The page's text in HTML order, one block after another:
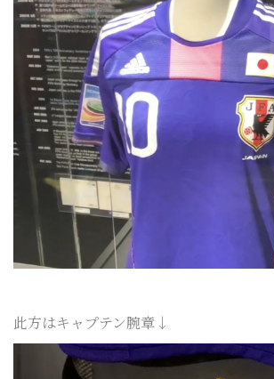
此方はキャプテン腕章↓